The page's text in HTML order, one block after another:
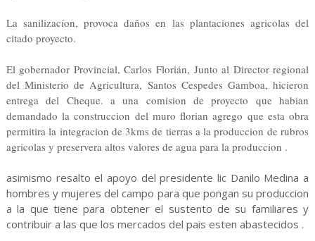
La sanilizacíon, provoca daños en las plantaciones agricolas del
citado proyecto.
El gobernador Provincial, Carlos Florián, Junto al Director regional
del Ministerio de Agricultura, Santos Cespedes Gamboa, hicieron
entrega del Cheque. a una comision de proyecto que habian
demandado la construccion del muro florian agrego que esta obra
permitira la integracion de 3kms de tierras a la produccion de rubros
agricolas y preservera altos valores de agua para la produccion .
asimismo resalto el apoyo del presidente lic Danilo Medina a
hombres y mujeres del campo para que pongan su produccion
a la que tiene para obtener el sustento de su familiares y
contribuir a las que los mercados del pais esten abastecidos .